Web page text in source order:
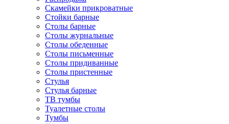
Скамейки прикроватные
Стойки барные
Столы барные
Столы журнальные
Столы обеденные
Столы письменные
Столы придиванные
Столы пристенные
Стулья
Стулья барные
ТВ тумбы
Туалетные столы
Тумбы